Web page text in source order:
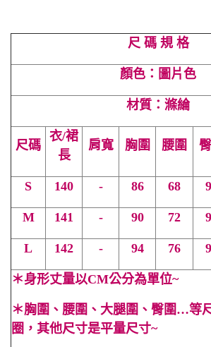
尺 碼 規 格
顏色：圖片色
材質：滌綸
尺碼
衣/裙
長
肩寬 胸圍 腰圍
S 140 - 86 68
M 141 - 90 72
L 142 - 94 76
＊身形丈量以CM公分為單位~
＊胸圍、腰圍、大腿圍、臀圍…等
圈，其他尺寸是平量尺寸~